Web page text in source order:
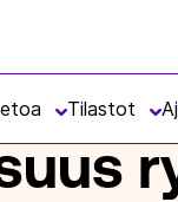
Tilastot